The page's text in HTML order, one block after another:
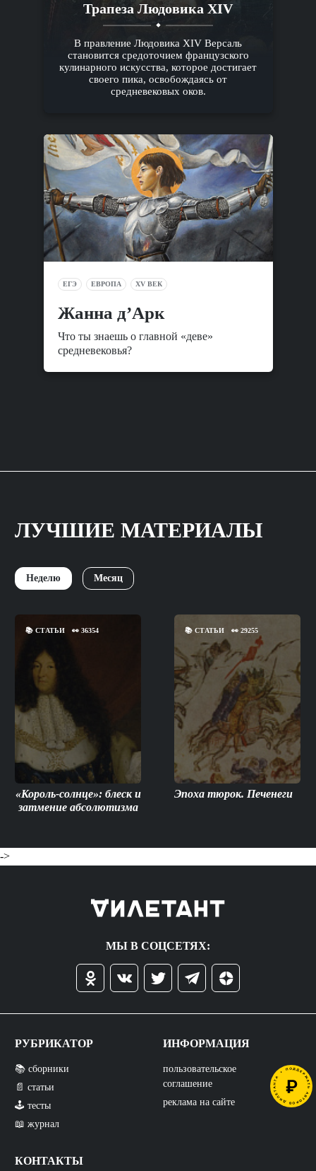
Трапеза Людовика XIV
В правление Людовика XIV Версаль
становится средоточием французского
кулинарного искусства, которое достигает
своего пика, освобождаясь от
средневековых оков.
ЕГЭ ЕВРОПА XV ВЕК
Жанна д’Арк
Что ты знаешь о главной «деве»
средневековья?
ЛУЧШИЕ МАТЕРИАЛЫ
Неделю Месяц
📚 СТАТЬИ 👀 36354
«Король-солнце»: блеск и
затмение абсолютизма
📚СТАТЬИ 👀29255
Эпоха тюрок. Печенеги
->
МЫ В СОЦСЕТЯХ:
РУБРИКАТОР
📚 сборники
📄 статьи
🕹️ тесты
📖 журнал
КОНТАКТЫ
ИНФОРМАЦИЯ
пользовательское
соглашение
реклама на сайте